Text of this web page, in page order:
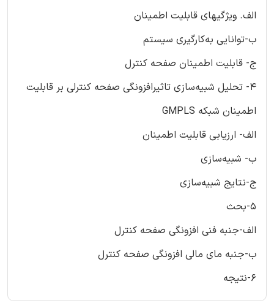
الف. ویژگیهای قابلیت اطمینان
ب-توانایی به‌کارگیری سیستم
ج- قابلیت اطمینان صفحه کنترل
4- تحلیل شبیه‌سازی تاثیرافزونگی صفحه کنترلی بر قابلیت
اطمینان شبکه GMPLS
الف- ارزیابی قابلیت اطمینان
ب- شبیه‌سازی
ج-نتایج شبیه‌سازی
5-بحث
الف-جنبه فنی افزونگی صفحه کنترل
ب-جنبه مای مالی افزونگی صفحه کنترل
6-نتیجه